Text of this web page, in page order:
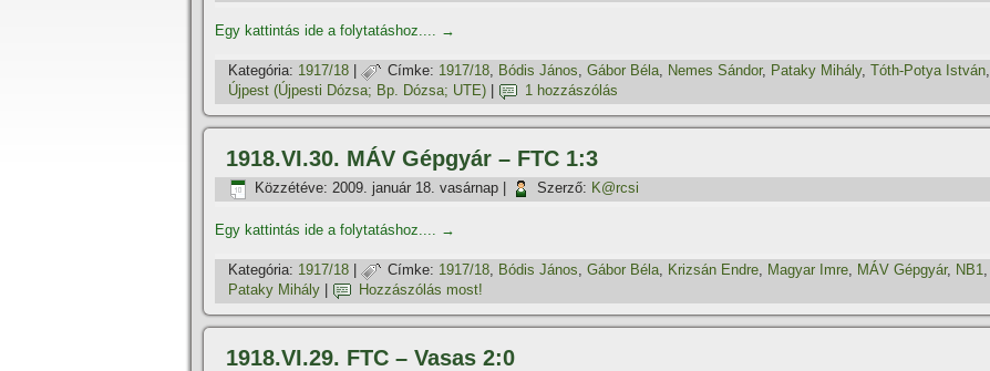
Egy kattintás ide a folytatáshoz.... →
Kategória: 1917/18 Címke: 1917/18, Bódis János, Gábor Béla, Nemes Sándor, Pataky Mihály, Tóth-Potya István,
Újpest (Újpesti Dózsa; Bp. Dózsa; UTE)
1 hozzászólás
1918.VI.30. MÁV Gépgyár – FTC 1:3
Közzétéve: 2009. január 18. vasárnap Szerző: K@rcsi
Egy kattintás ide a folytatáshoz.... →
Kategória: 1917/18 Címke: 1917/18, Bódis János, Gábor Béla, Krizsán Endre, Magyar Imre, MÁV Gépgyár, NB1,
Pataky Mihály
Hozzászólás most!
1918.VI.29. FTC – Vasas 2:0